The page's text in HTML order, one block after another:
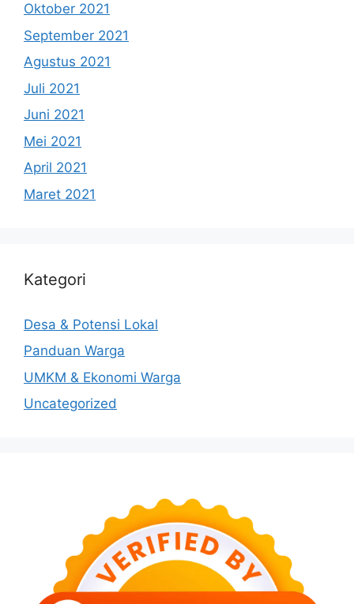
Oktober 2021
September 2021
Agustus 2021
Juli 2021
Juni 2021
Mei 2021
April 2021
Maret 2021
Kategori
Desa & Potensi Lokal
Panduan Warga
UMKM & Ekonomi Warga
Uncategorized